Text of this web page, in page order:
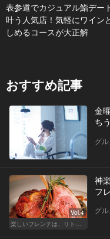
表参道でカジュアル鮨デー
叶う人気店！気軽にワイン
しめるコースが大正解
おすすめ記事
金
ち
グル
Vol.4
楽しいフレンチは、リトルパリ・神楽坂で
神
フ
グル